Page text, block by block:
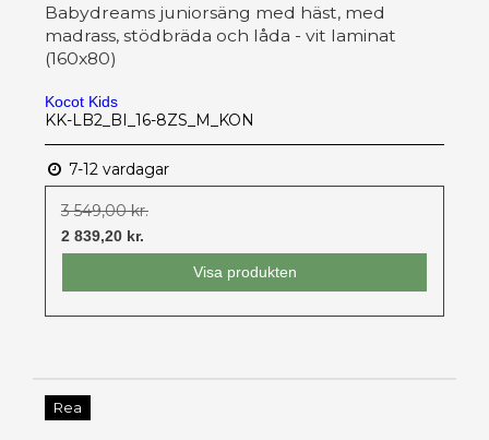
Babydreams juniorsäng med häst, med
madrass, stödbräda och låda - vit laminat
(160x80)
Kocot Kids
KK-LB2_BI_16-8ZS_M_KON
7-12 vardagar
3 549,00 kr.
2 839,20 kr.
Visa produkten
Rea